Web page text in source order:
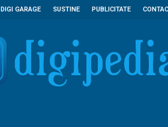
DIGI GARAGE SUSTINE PUBLICITATE